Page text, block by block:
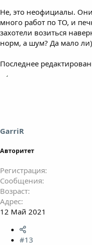
Не, это неофициалы.
много работ по ТО, и
захотели возиться
норм, а шум? Да мало ли)
Последнее
GarriR
Авторитет
Регистрация
Сообщения
Возраст
Адрес
12 Май 2021
#13